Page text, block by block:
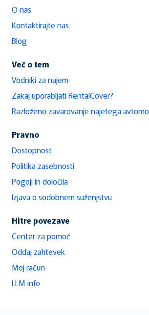
O nas
Kontaktirajte nas
Blog
Več o tem
Vodniki za najem
Zakaj uporabljati RentalCover?
Razloženo zavarovanje najetega
Pravno
Dostopnost
Politika zasebnosti
Pogoji in določila
Izjava o sodobnem suženjstvu
Hitre povezave
Center za pomoč
Oddaj zahtevek
Moj račun
LLM info